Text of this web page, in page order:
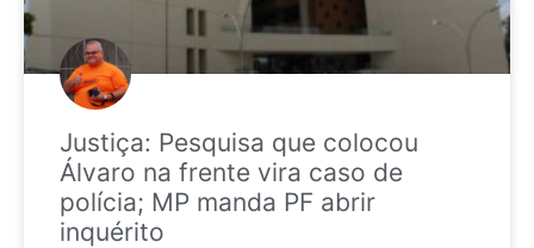
Justiça: Pesquisa que colocou
Álvaro na frente vira caso de
polícia; MP manda PF abrir
inquérito